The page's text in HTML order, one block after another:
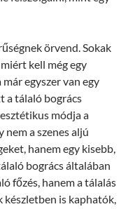
örvend. Sokak
kell még egy
egyszer van egy
a tálaló bogrács
módja a
a szenes aljú
hanem egy kisebb,
bogrács általában
főzés, hanem a tálalás
készletben is kaphatók,